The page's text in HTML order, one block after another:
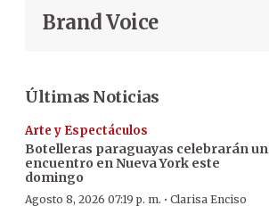
Brand Voice
Últimas Noticias
Arte y Espectáculos
Botelleras paraguayas celebrarán un
encuentro en Nueva York este
domingo
Agosto 8, 2026 07:19 p. m. · Clarisa Enciso